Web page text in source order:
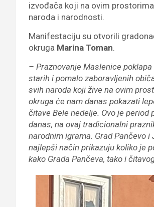
izvođača koji na ovim prostorima
naroda i narodnosti.
Manifestaciju su otvorili
okruga Marina Toman.
– Praznovanje Maslenice
starih i pomalo zaboravljenih
svih naroda koji žive na ovim
okruga će nam danas pokazati
čitave Bele nedelje. Ovo je
danas, na ovaj tradicionalni
narodnim igrama. Grad Pančevo
najlepši način prikazuju koliko je
kako Grada Pančeva, tako i